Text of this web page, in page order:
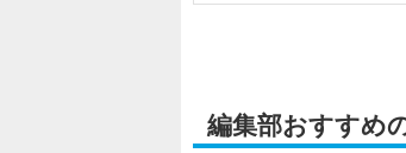
編集部おすすめ